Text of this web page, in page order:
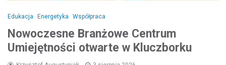
Edukacja Energetyka Współpraca
Nowoczesne Branżowe Centrum
Umiejętności otwarte w Kluczborku